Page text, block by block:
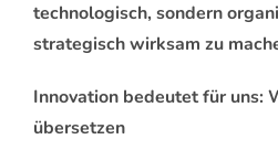
technologisch, sondern
strategisch wirksam zu
Innovation bedeutet für uns:
übersetzen